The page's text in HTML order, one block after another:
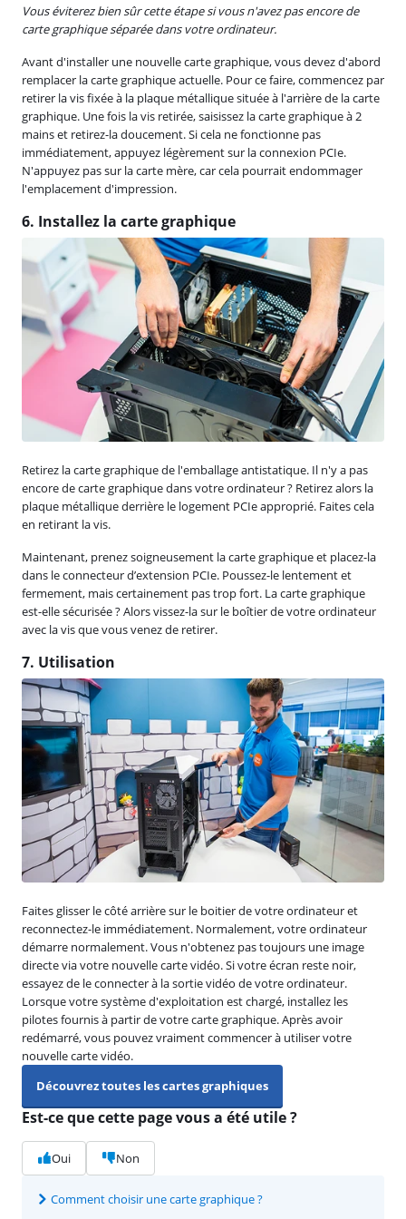
Vous éviterez bien sûr cette étape si vous n'avez pas encore de
carte graphique séparée dans votre ordinateur.
Avant d'installer une nouvelle carte graphique, vous devez d'abord
remplacer la carte graphique actuelle. Pour ce faire, commencez par
retirer la vis fixée à la plaque métallique située à l'arrière de la carte
graphique. Une fois la vis retirée, saisissez la carte graphique à 2
mains et retirez-la doucement. Si cela ne fonctionne pas
immédiatement, appuyez légèrement sur la connexion PCIe.
N'appuyez pas sur la carte mère, car cela pourrait endommager
l'emplacement d'impression.
6. Installez la carte graphique
Retirez la carte graphique de l'emballage antistatique. Il n'y a pas
encore de carte graphique dans votre ordinateur ? Retirez alors la
plaque métallique derrière le logement PCIe approprié. Faites cela
en retirant la vis.
Maintenant, prenez soigneusement la carte graphique et placez-la
dans le connecteur d’extension PCIe. Poussez-le lentement et
fermement, mais certainement pas trop fort. La carte graphique
est-elle sécurisée ? Alors vissez-la sur le boîtier de votre ordinateur
avec la vis que vous venez de retirer.
7. Utilisation
Faites glisser le côté arrière sur le boitier de votre ordinateur et
reconnectez-le immédiatement. Normalement, votre ordinateur
démarre normalement. Vous n'obtenez pas toujours une image
directe via votre nouvelle carte vidéo. Si votre écran reste noir,
essayez de le connecter à la sortie vidéo de votre ordinateur.
Lorsque votre système d'exploitation est chargé, installez les
pilotes fournis à partir de votre carte graphique. Après avoir
redémarré, vous pouvez vraiment commencer à utiliser votre
nouvelle carte vidéo.
Découvrez toutes les cartes graphiques
Est-ce que cette page vous a été utile ?
Oui Non
Comment choisir une carte graphique ?